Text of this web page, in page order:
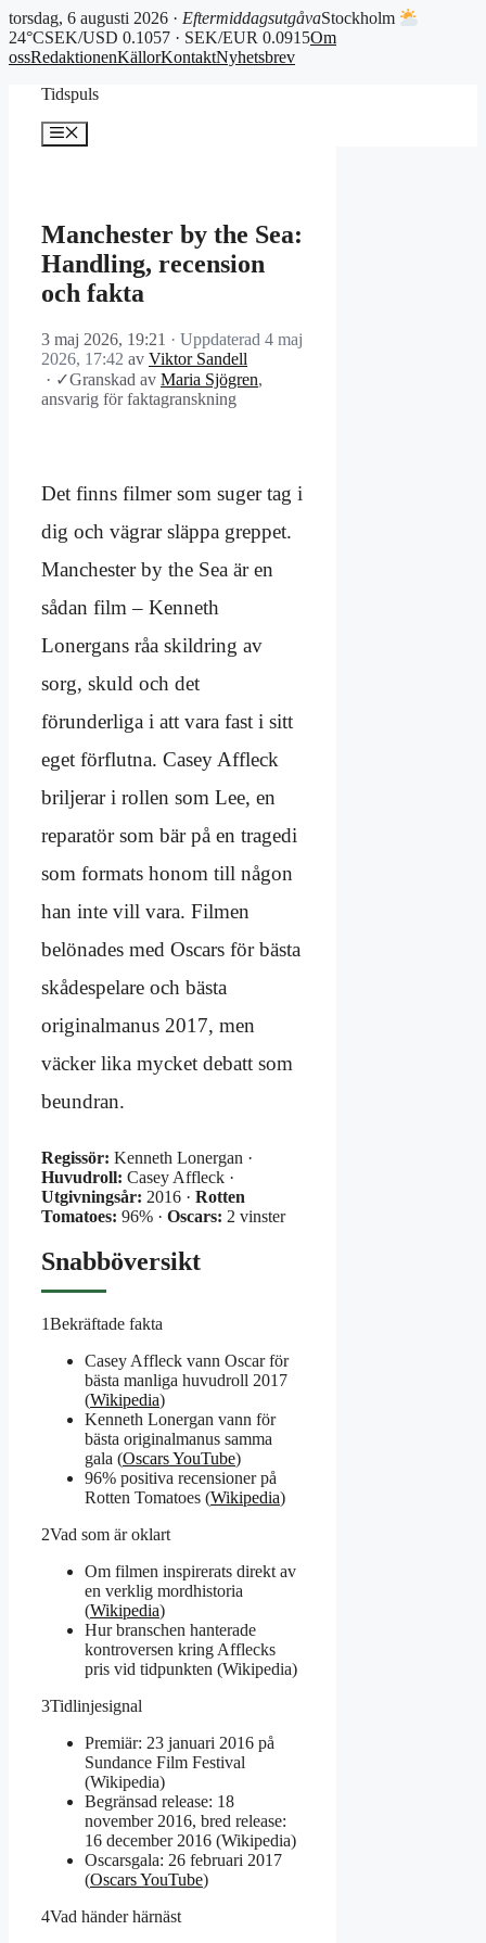
torsdag, 6 augusti 2026 · EftermiddagsutgåvaStockholm
24°CSEK/USD 0.1057 · SEK/EUR 0.0915Om
ossRedaktionenKällorKontaktNyhetsbrev
Tidspuls
Meny
Manchester by the Sea:
Handling, recension
och fakta
3 maj 2026, 19:21 · Uppdaterad 4 maj
2026, 17:42 av Viktor Sandell
· ✓Granskad av Maria Sjögren,
ansvarig för faktagranskning
Det finns filmer som suger tag i
dig och vägrar släppa greppet.
Manchester by the Sea är en
sådan film – Kenneth
Lonergans råa skildring av
sorg, skuld och det
förunderliga i att vara fast i sitt
eget förflutna. Casey Affleck
briljerar i rollen som Lee, en
reparatör som bär på en tragedi
som formats honom till någon
han inte vill vara. Filmen
belönades med Oscars för bästa
skådespelare och bästa
originalmanus 2017, men
väcker lika mycket debatt som
beundran.
Regissör: Kenneth Lonergan ·
Huvudroll: Casey Affleck ·
Utgivningsår: 2016 · Rotten
Tomatoes: 96% · Oscars: 2 vinster
Snabböversikt
1Bekräftade fakta
Casey Affleck vann Oscar för
bästa manliga huvudroll 2017
(Wikipedia)
Kenneth Lonergan vann för
bästa originalmanus samma
gala (Oscars YouTube)
96% positiva recensioner på
Rotten Tomatoes (Wikipedia)
2Vad som är oklart
Om filmen inspirerats direkt av
en verklig mordhistoria
(Wikipedia)
Hur branschen hanterade
kontroversen kring Afflecks
pris vid tidpunkten (Wikipedia)
3Tidlinjesignal
Premiär: 23 januari 2016 på
Sundance Film Festival
(Wikipedia)
Begränsad release: 18
november 2016, bred release:
16 december 2016 (Wikipedia)
Oscarsgala: 26 februari 2017
(Oscars YouTube)
4Vad händer härnäst